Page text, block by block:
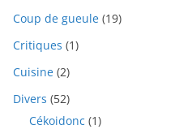
Coup de gueule (19)
Critiques (1)
Cuisine (2)
Divers (52)
Cékoidonc (1)